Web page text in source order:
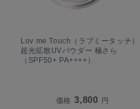
Lov me Touch（ラブミータッチ）
超光拡散UVパウダー 極さら
（SPF50+ PA++++）
価格 3,800 円